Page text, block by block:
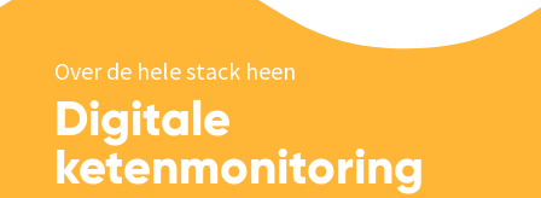
Over de hele stack heen
Digitale
ketenmonitoring